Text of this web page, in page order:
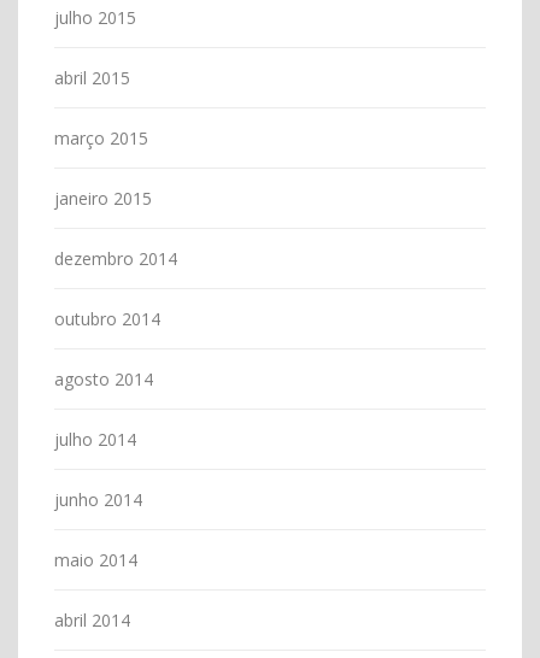
julho 2015
abril 2015
março 2015
janeiro 2015
dezembro 2014
outubro 2014
agosto 2014
julho 2014
junho 2014
maio 2014
abril 2014